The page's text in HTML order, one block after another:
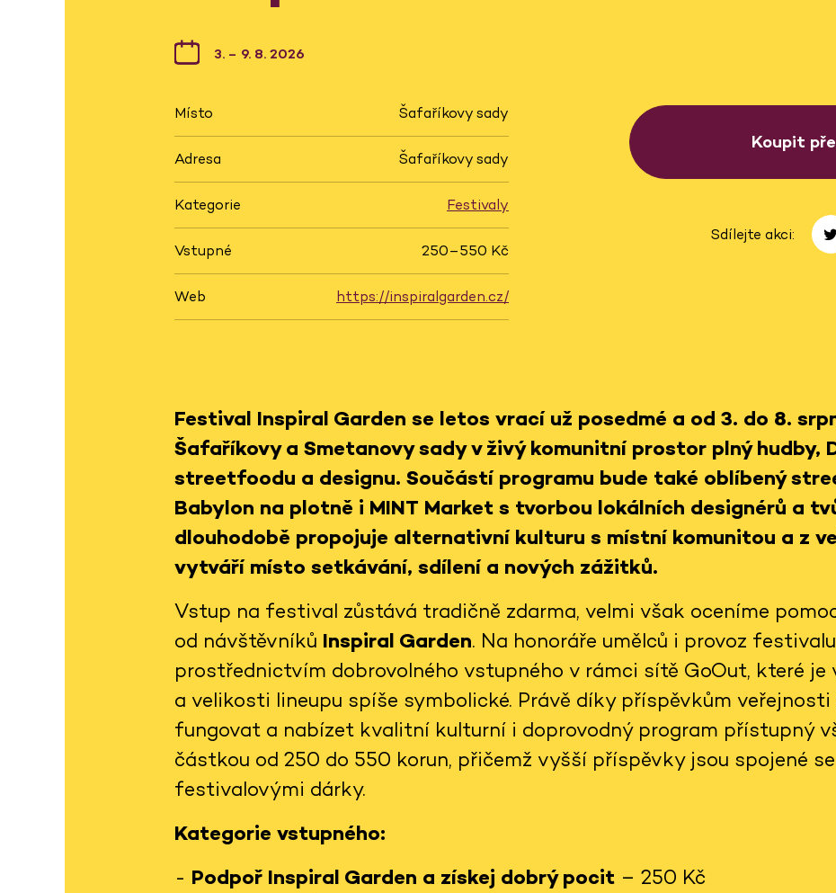
3. – 9. 8. 2026
Místo Šafaříkovy sady
Adresa Šafaříkovy sady
Kategorie Festivaly
Vstupné 250–550 Kč
Web https://inspiralgarden.cz/
Koupit
Sdílejte akci:
Festival Inspiral Garden se letos vrací už posedmé a od 3. do 8.
Šafaříkovy a Smetanovy sady v živý komunitní prostor plný hudby,
streetfoodu a designu. Součástí programu bude také oblíbený
Babylon na plotně i MINT Market s tvorbou lokálních designérů a
dlouhodobě propojuje alternativní kulturu s místní komunitou a z
vytváří místo setkávání, sdílení a nových zážitků.
Vstup na festival zůstává tradičně zdarma, velmi však oceníme
od návštěvníků Inspiral Garden. Na honoráře umělců i provoz
prostřednictvím dobrovolného vstupného v rámci sítě GoOut, které je
a velikosti lineupu spíše symbolické. Právě díky příspěvkům
fungovat a nabízet kvalitní kulturní i doprovodný program přístupný
částkou od 250 do 550 korun, přičemž vyšší příspěvky jsou spojené
festivalovými dárky.
Kategorie vstupného:
- Podpoř Inspiral Garden a získej dobrý pocit – 250 Kč